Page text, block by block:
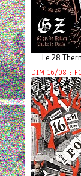
Le 28
DIM 16/08 :